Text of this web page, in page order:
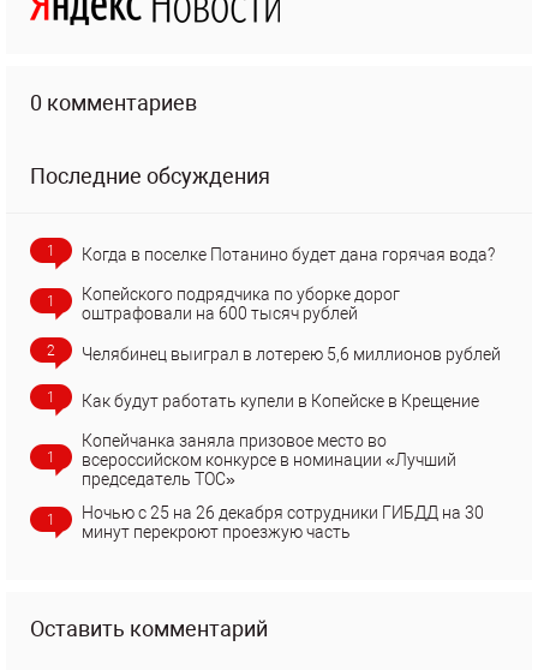
0 комментариев
Последние обсуждения
1 Когда в поселке Потанино будет дана горячая вода?
1
Копейского подрядчика по уборке дорог
оштрафовали на 600 тысяч рублей
2 Челябинец выиграл в лотерею 5,6 миллионов рублей
1 Как будут работать купели в Копейске в Крещение
1
Копейчанка заняла призовое место во
всероссийском конкурсе в номинации «Лучший
председатель ТОС»
1
Ночью с 25 на 26 декабря сотрудники ГИБДД на 30
минут перекроют проезжую часть
Оставить комментарий